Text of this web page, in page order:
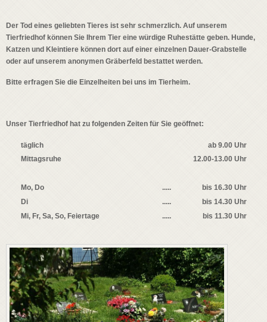
Der Tod eines geliebten Tieres ist sehr schmerzlich. Auf unserem
Tierfriedhof können Sie Ihrem Tier eine würdige Ruhestätte geben. Hunde,
Katzen und Kleintiere können dort auf einer einzelnen Dauer-Grabstelle
oder auf unserem anonymen Gräberfeld bestattet werden.
Bitte erfragen Sie die Einzelheiten bei uns im Tierheim.
Unser Tierfriedhof hat zu folgenden Zeiten für Sie geöffnet:
täglich
ab 9.00 Uhr
Mittagsruhe
12.00-13.00 Uhr
Mo, Do .....
bis 16.30 Uhr
Di
.....
bis 14.30 Uhr
Mi, Fr, Sa, So, Feiertage
..... bis 11.30 Uhr